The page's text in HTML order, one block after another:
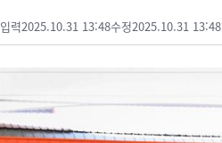
입력2025.10.31 13:48수정2025.10.31 13:48